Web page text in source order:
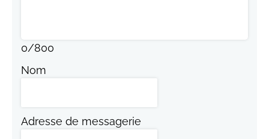
0/800
Nom
Adresse de messagerie